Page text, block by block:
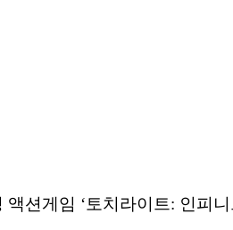
게임 ‘토치라이트: 인피니